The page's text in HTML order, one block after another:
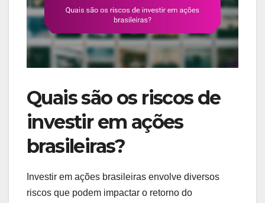
Quais são os riscos de
investir em ações
brasileiras?
Investir em ações brasileiras envolve diversos
riscos que podem impactar o retorno do